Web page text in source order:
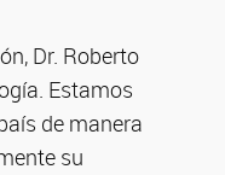
Dr. Roberto
Estamos
de manera
su